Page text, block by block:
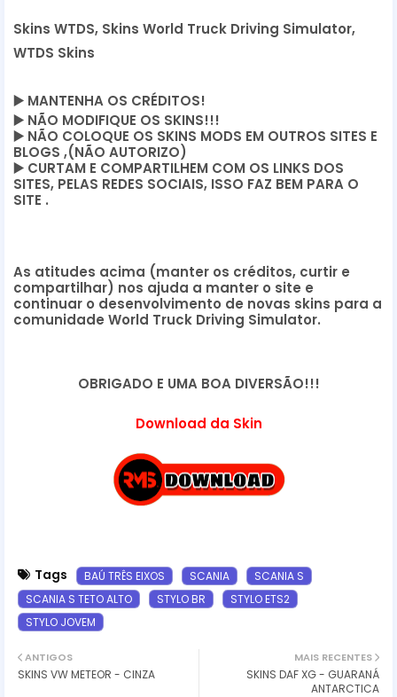
Skins WTDS, Skins World Truck Driving Simulator,
WTDS Skins
▶️ MANTENHA OS CRÉDITOS!
▶️ NÃO MODIFIQUE OS SKINS!!!
▶️ NÃO COLOQUE OS SKINS MODS EM OUTROS SITES E
BLOGS ,(NÃO AUTORIZO)
▶️ CURTAM E COMPARTILHEM COM OS LINKS DOS
SITES, PELAS REDES SOCIAIS, ISSO FAZ BEM PARA O
SITE .
As atitudes acima (manter os créditos, curtir e
compartilhar) nos ajuda a manter o site e
continuar o desenvolvimento de novas skins para a
comunidade World Truck Driving Simulator.
OBRIGADO E UMA BOA DIVERSÃO!!!
Download da Skin
Tags BAÚ TRÊS EIXOS SCANIA
SCANIA S
SCANIA S TETO ALTO
STYLO BR
STYLO ETS2
STYLO JOVEM
MAIS RECENTES
SKINS DAF XG - GUARANÁ
ANTARCTICA
ANTIGOS
SKINS VW METEOR - CINZA